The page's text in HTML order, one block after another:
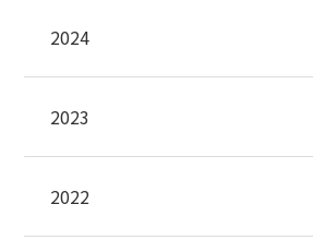
2024
2023
2022